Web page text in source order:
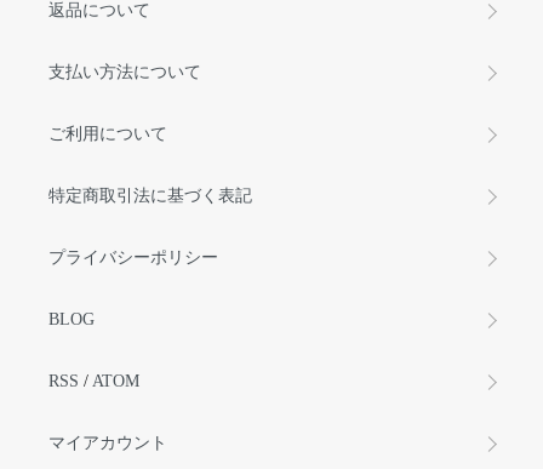
返品について
支払い方法について
ご利用について
特定商取引法に基づく表記
プライバシーポリシー
BLOG
RSS / ATOM
マイアカウント